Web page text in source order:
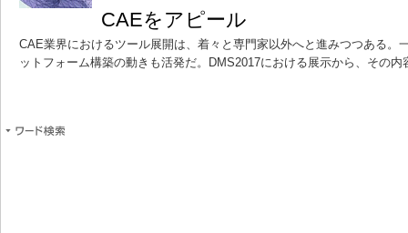
CAEをアピール
CAE業界におけるツール展開は、着々と専門家以外へと進みつつある。
ットフォーム構築の動きも活発だ。DMS2017における展示から、その内